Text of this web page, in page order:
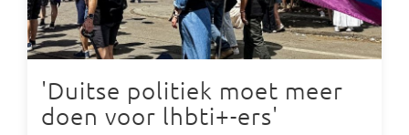
'Duitse politiek moet meer
doen voor lhbti+-ers'